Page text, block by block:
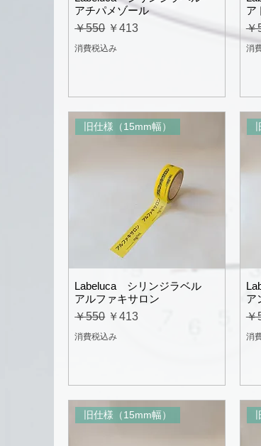
アチパメゾール
通常価格
￥550 セール価格
￥413
消費税込み
ア
通
￥
消
旧仕様（15mm幅）
Labeluca シリンジラベル
アルファキサロン
通常価格
￥550 セール価格
￥413
消費税込み
ア
通
￥
消
旧仕様（15mm幅）